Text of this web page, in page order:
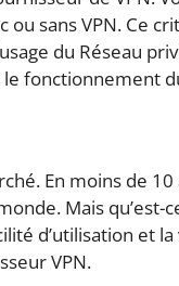
sans VPN. Ce
du Réseau
fonctionnement
En moins de
Mais qu’est-
d’utilisation et
VPN.